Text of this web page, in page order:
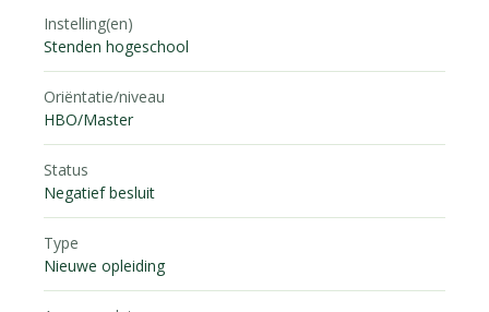
Instelling(en)
Stenden hogeschool
Oriëntatie/niveau
HBO/Master
Status
Negatief besluit
Type
Nieuwe opleiding